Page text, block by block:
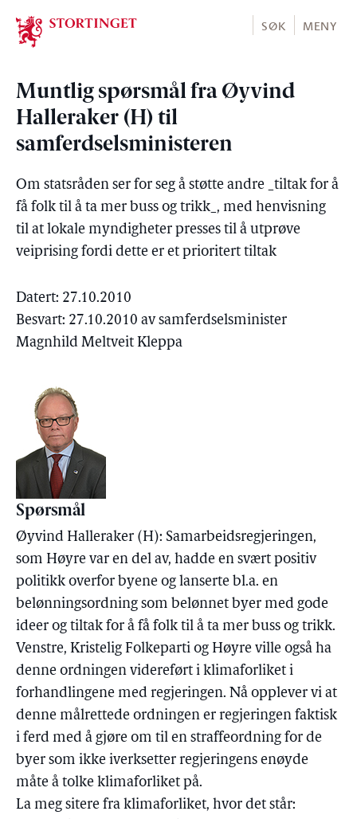
Stortinget.no
SØK MENY
Muntlig spørsmål fra Øyvind
Halleraker (H) til
samferdselsministeren
Om statsråden ser for seg å støtte andre _tiltak for å
få folk til å ta mer buss og trikk_, med henvisning
til at lokale myndigheter presses til å utprøve
veiprising fordi dette er et prioritert tiltak
Datert: 27.10.2010
Besvart: 27.10.2010 av samferdselsminister
Magnhild Meltveit Kleppa
Spørsmål
Øyvind Halleraker (H): Samarbeidsregjeringen,
som Høyre var en del av, hadde en svært positiv
politikk overfor byene og lanserte bl.a. en
belønningsordning som belønnet byer med gode
ideer og tiltak for å få folk til å ta mer buss og trikk.
Venstre, Kristelig Folkeparti og Høyre ville også ha
denne ordningen videreført i klimaforliket i
forhandlingene med regjeringen. Nå opplever vi at
denne målrettede ordningen er regjeringen faktisk
i ferd med å gjøre om til en straffeordning for de
byer som ikke iverksetter regjeringens enøyde
måte å tolke klimaforliket på.
La meg sitere fra klimaforliket, hvor det står: